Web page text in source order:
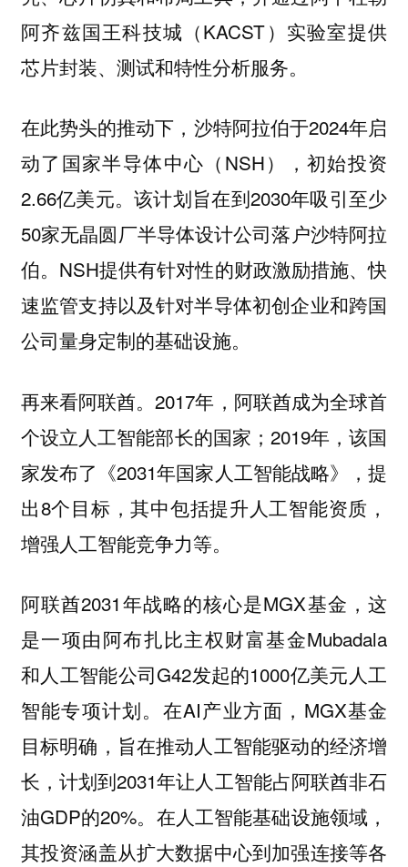
阿齐兹国王科技城（KACST）实验室提供
芯片封装、测试和特性分析服务。
在此势头的推动下，沙特阿拉伯于2024年启
动了国家半导体中心（NSH），初始投资
2.66亿美元。该计划旨在到2030年吸引至少
50家无晶圆厂半导体设计公司落户沙特阿拉
伯。NSH提供有针对性的财政激励措施、快
速监管支持以及针对半导体初创企业和跨国
公司量身定制的基础设施。
再来看阿联酋。2017年，阿联酋成为全球首
个设立人工智能部长的国家；2019年，该国
家发布了《2031年国家人工智能战略》，提
出8个目标，其中包括提升人工智能资质，
增强人工智能竞争力等。
阿联酋2031年战略的核心是MGX基金，这
是一项由阿布扎比主权财富基金Mubadala
和人工智能公司G42发起的1000亿美元人工
智能专项计划。在AI产业方面，MGX基金
目标明确，旨在推动人工智能驱动的经济增
长，计划到2031年让人工智能占阿联酋非石
油GDP的20%。在人工智能基础设施领域，
其投资涵盖从扩大数据中心到加强连接等各